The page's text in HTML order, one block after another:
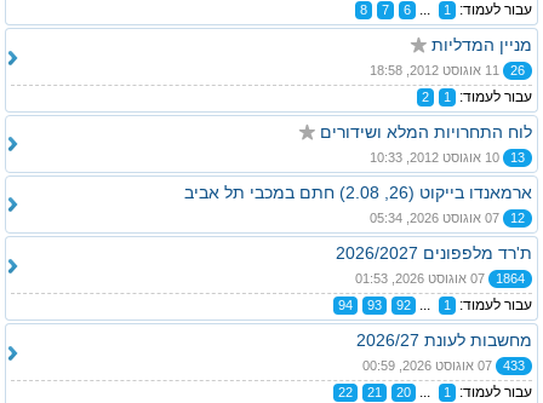
עבור לעמוד: 1
...
6
7
8
מניין המדליות
26
עבור לעמוד: 1
2
לוח התחרויות המלא ושידורים
13
ארמאנדו בייקוט (26, 2.08) חתם במכבי תל אביב
12
ת'רד מלפפונים 2026/2027
1864
עבור לעמוד: 1
...
92
93
94
מחשבות לעונת 2026/27
433
עבור לעמוד: 1
...
20
21
22